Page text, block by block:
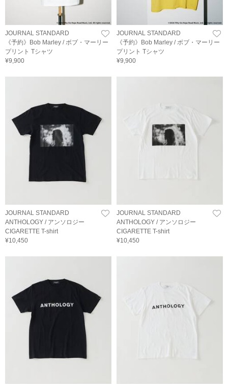
JOURNAL STANDARD
《予約》Bob Marley / ボブ・マーリー
プリント Tシャツ
¥9,900
JOURNAL STANDARD
《予約》Bob Marley / ボブ・マーリー
プリント Tシャツ
¥9,900
JOURNAL STANDARD
ANTHOLOGY / アンソロジー
CIGARETTE T-shirt
¥10,450
JOURNAL STANDARD
ANTHOLOGY / アンソロジー
CIGARETTE T-shirt
¥10,450